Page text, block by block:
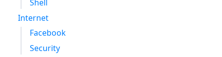
Shell
Internet
Facebook
Security